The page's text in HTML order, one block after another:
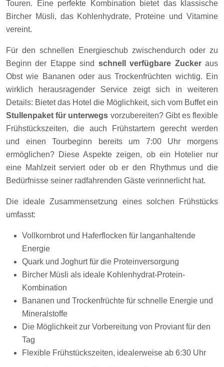
Touren. Eine perfekte Kombination bietet das klassische
Bircher Müsli, das Kohlenhydrate, Proteine und Vitamine
vereint.
Für den schnellen Energieschub zwischendurch oder zu
Beginn der Etappe sind schnell verfügbare Zuckeraus
Obst wie Bananen oder aus Trockenfrüchten wichtig. Ein
wirklich herausragender Service zeigt sich in weiteren
Details: Bietet das Hotel die Möglichkeit, sich vom Buffet ein
Stullenpaket für unterwegs vorzubereiten? Gibt es flexible
Frühstückszeiten, die auch Frühstartern gerecht werden
und einen Tourbeginn bereits um 7:00 Uhr morgens
ermöglichen? Diese Aspekte zeigen, ob ein Hotelier nur
eine Mahlzeit serviert oder ob er den Rhythmus und die
Bedürfnisse seiner radfahrenden Gäste verinnerlicht hat.
Die ideale Zusammensetzung eines solchen Frühstücks
umfasst:
Vollkornbrot und Haferflocken für langanhaltende
Energie
Quark und Joghurt für die Proteinversorgung
Bircher Müsli als ideale Kohlenhydrat-Protein-
Kombination
Bananen und Trockenfrüchte für schnelle Energie und
Mineralstoffe
Die Möglichkeit zur Vorbereitung von Proviant für den
Tag
Flexible Frühstückszeiten, idealerweise ab 6:30 Uhr